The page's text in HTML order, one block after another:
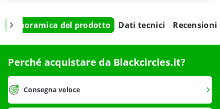
Panoramica del prodotto Dati tecnici Recensioni
Perché acquistare da Blackcircles.it?
Consegna veloce